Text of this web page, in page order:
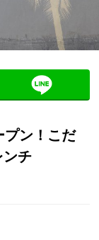
プン！こだ
ンチ